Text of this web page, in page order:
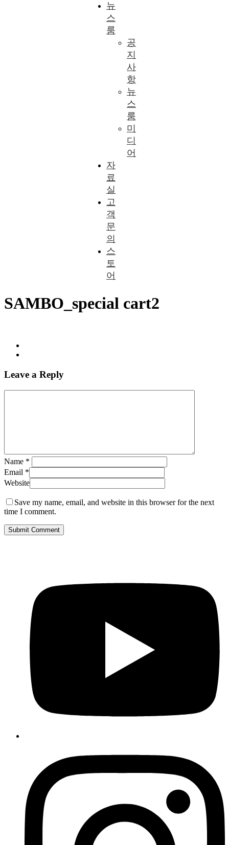
뉴
스
룸
공
지
사
항
뉴
스
룸
미
디
어
자
료
실
고
객
문
의
스
토
어
SAMBO_special cart2
Leave a Reply
Name *
Email *
Website
Save my name, email, and website in this browser for the next
time I comment.